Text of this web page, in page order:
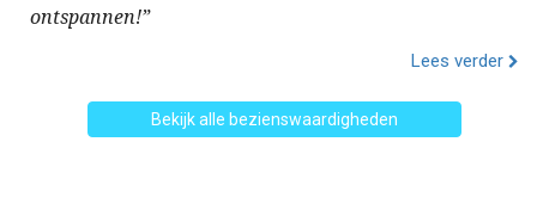
ontspannen!”
Lees verder
Bekijk alle bezienswaardigheden